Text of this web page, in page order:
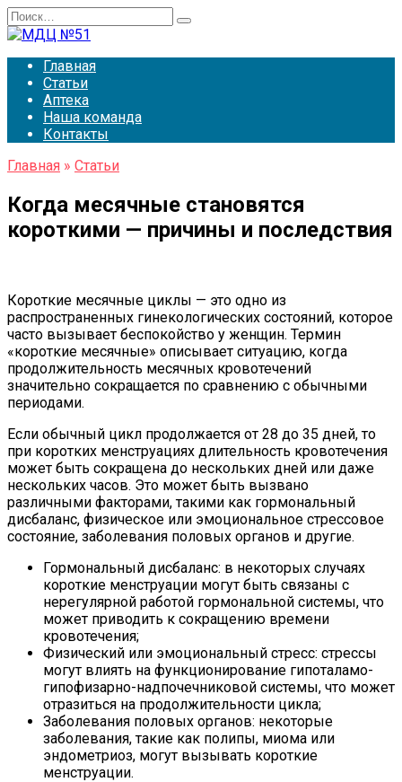
Перейти
к
Search
for:
Главная
Статьи
Аптека
Наша команда
Контакты
Главная » Статьи
Когда месячные становятся
короткими — причины и последствия
Короткие месячные циклы — это одно из
распространенных гинекологических состояний, которое
часто вызывает беспокойство у женщин. Термин
«короткие месячные» описывает ситуацию, когда
продолжительность месячных кровотечений
значительно сокращается по сравнению с обычными
периодами.
Если обычный цикл продолжается от 28 до 35 дней, то
при коротких менструациях длительность кровотечения
может быть сокращена до нескольких дней или даже
нескольких часов. Это может быть вызвано
различными факторами, такими как гормональный
дисбаланс, физическое или эмоциональное стрессовое
состояние, заболевания половых органов и другие.
Гормональный дисбаланс: в некоторых случаях
короткие менструации могут быть связаны с
нерегулярной работой гормональной системы, что
может приводить к сокращению времени
кровотечения;
Физический или эмоциональный стресс: стрессы
могут влиять на функционирование гипоталамо-
гипофизарно-надпочечниковой системы, что может
отразиться на продолжительности цикла;
Заболевания половых органов: некоторые
заболевания, такие как полипы, миома или
эндометриоз, могут вызывать короткие
менструации.